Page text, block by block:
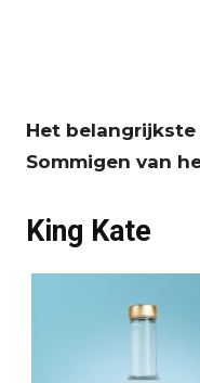
Het
Sommigen van
King Kate